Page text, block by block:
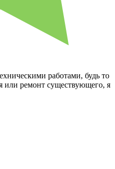
работами, будь то
или ремонт существующего, я